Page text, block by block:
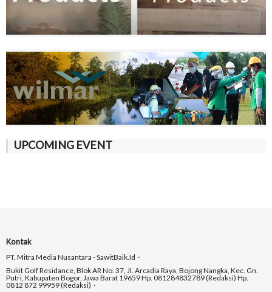
UPCOMING EVENT
Kontak
PT. Mitra Media Nusantara - SawitBaik.id
Bukit Golf Residance, Blok AR No. 37, Jl. Arcadia Raya, Bojong Nangka, Kec. Gn.
Putri, Kabupaten Bogor, Jawa Barat 19659 Hp. 081284832789 (Redaksi) Hp.
0812 872 99959 (Redaksi)